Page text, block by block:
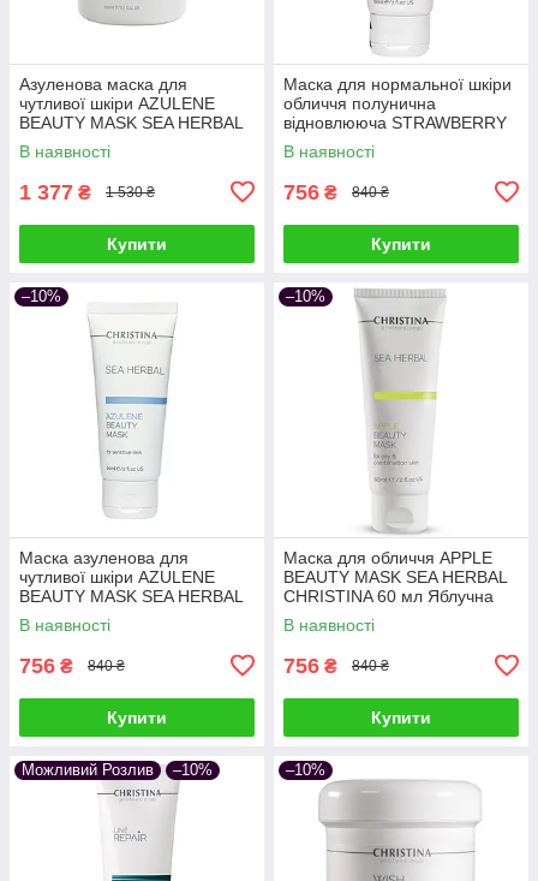
Азуленова маска для
чутливої ​​шкіри AZULENE
BEAUTY MASK SEA HERBAL
CHRISTINA 250 мл
заспокійлива
В наявності
1 377 ₴ 1 530 ₴
Купити
Маска для нормальної шкіри
обличчя полунична
відновлююча STRAWBERRY
BEAUTY MASK SEA HERBAL
CHRISTINA 60 мл
В наявності
756 ₴ 840 ₴
Купити
–10%
Маска азуленова для
чутливої ​​шкіри AZULENE
BEAUTY MASK SEA HERBAL
CHRISTINA 60 мл
заспокійлива
В наявності
756 ₴ 840 ₴
Купити
–10%
Маска для обличчя APPLE
BEAUTY MASK SEA HERBAL
CHRISTINA 60 мл Яблучна
маска для жирної та
комбінованої шкіри
В наявності
756 ₴ 840 ₴
Купити
Можливий Розлив –10% –10%